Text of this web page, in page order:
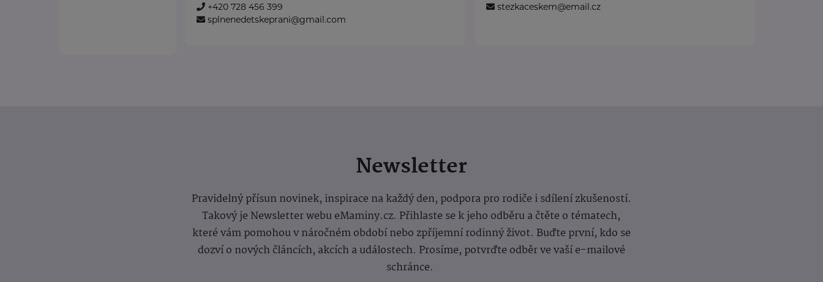
+420 728 456 399
splnenedetskeprani@gmail.com
stezkaceskem@email.cz
Newsletter
Pravidelný přísun novinek, inspirace na každý den, podpora pro rodiče i sdílení zkušeností.
Takový je Newsletter webu eMaminy.cz. Přihlaste se k jeho odběru a čtěte o tématech,
které vám pomohou v náročném období nebo zpříjemní rodinný život. Buďte první, kdo se
dozví o nových článcích, akcích a událostech. Prosíme, potvrďte odběr ve vaší e-mailové
schránce.